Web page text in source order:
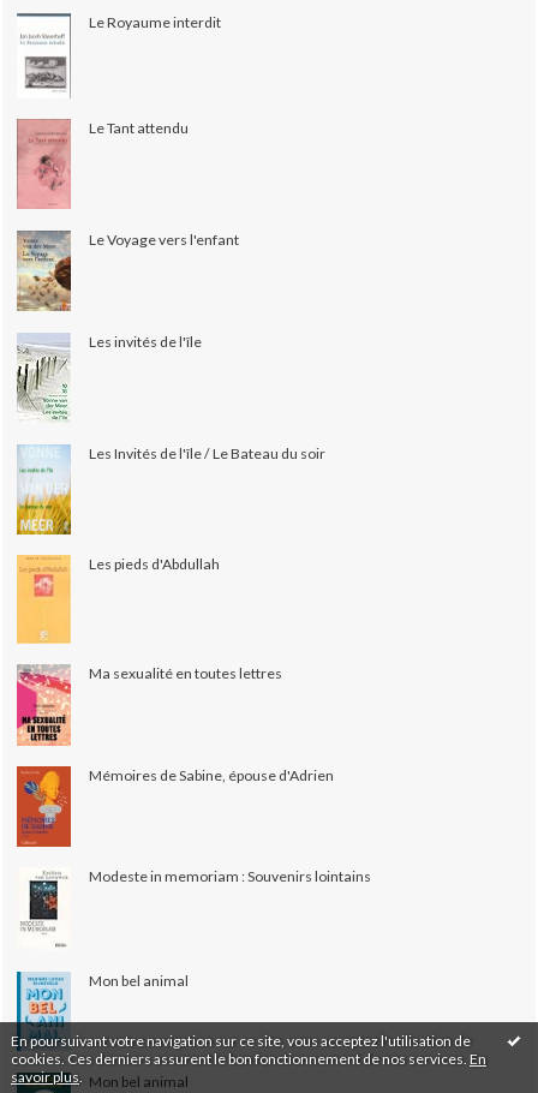
En poursuivant votre navigation sur ce site, vous acceptez l'utilisation de
cookies. Ces derniers assurent le bon fonctionnement de nos services. En
savoir plus
Le Royaume interdit
Le Tant attendu
Le Voyage vers l'enfant
Les invités de l'île
Les Invités de l'île / Le Bateau du soir
Les pieds d'Abdullah
Ma sexualité en toutes lettres
Mémoires de Sabine, épouse d'Adrien
Modeste in memoriam : Souvenirs lointains
Mon bel animal
Mon bel animal